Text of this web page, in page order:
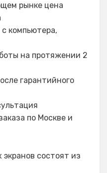
рынке цена
компьютера,
на протяжении 2
гарантийного
по Москве и
состоят из